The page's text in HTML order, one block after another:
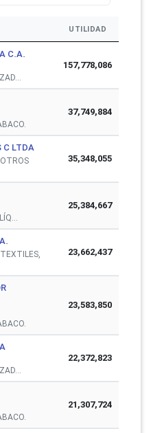
UTILIDAD
C.A.
157,778,086
37,749,884
C LTDA
35,348,055
25,384,667
23,662,437
23,583,850
22,372,823
21,307,724